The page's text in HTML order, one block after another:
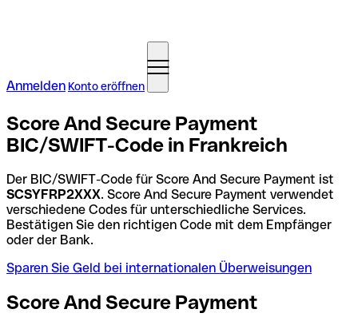
Anmelden Konto eröffnen
Score And Secure Payment
BIC/SWIFT-Code in Frankreich
Der BIC/SWIFT-Code für Score And Secure Payment ist
SCSYFRP2XXX. Score And Secure Payment verwendet
verschiedene Codes für unterschiedliche Services.
Bestätigen Sie den richtigen Code mit dem Empfänger
oder der Bank.
Sparen Sie Geld bei internationalen Überweisungen
Score And Secure Payment